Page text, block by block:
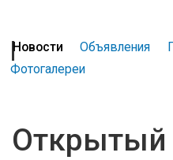
Новости Объявления
Фотогалереи
Открытый